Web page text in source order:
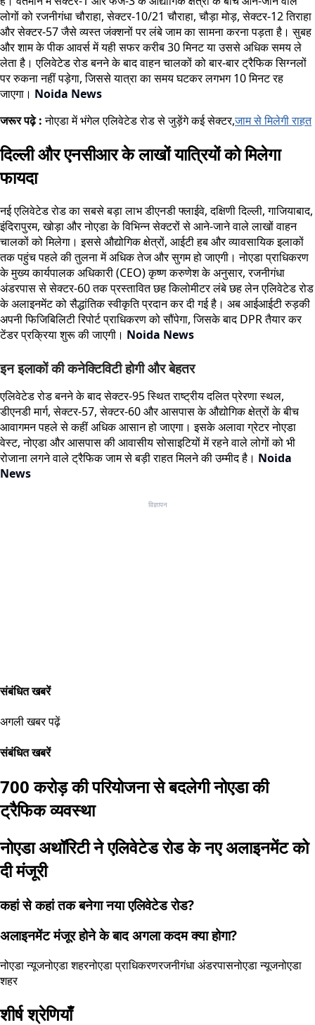
लोगों को रजनीगंधा चौराहा, सेक्टर-10/21 चौराहा, चौड़ा मोड़, सेक्टर-12 तिराहा
और सेक्टर-57 जैसे व्यस्त जंक्शनों पर लंबे जाम का सामना करना पड़ता है। सुबह
और शाम के पीक आवर्स में यही सफर करीब 30 मिनट या उससे अधिक समय ले
लेता है। एलिवेटेड रोड बनने के बाद वाहन चालकों को बार-बार ट्रैफिक सिग्नलों
पर रुकना नहीं पड़ेगा, जिससे यात्रा का समय घटकर लगभग 10 मिनट रह
जाएगा। Noida News
जरूर पढ़े :नोएडा में भंगेल एलिवेटेड रोड से जुड़ेंगे कई सेक्टर,जाम से मिलेगी राहत
दिल्ली और एनसीआर के लाखों यात्रियों को मिलेगा
फायदा
नई एलिवेटेड रोड का सबसे बड़ा लाभ डीएनडी फ्लाईवे, दक्षिणी दिल्ली, गाजियाबाद,
इंदिरापुरम, खोड़ा और नोएडा के विभिन्न सेक्टरों से आने-जाने वाले लाखों वाहन
चालकों को मिलेगा। इससे औद्योगिक क्षेत्रों, आईटी हब और व्यावसायिक इलाकों
तक पहुंच पहले की तुलना में अधिक तेज और सुगम हो जाएगी। नोएडा प्राधिकरण
के मुख्य कार्यपालक अधिकारी (CEO) कृष्ण करुणेश के अनुसार, रजनीगंधा
अंडरपास से सेक्टर-60 तक प्रस्तावित छह किलोमीटर लंबे छह लेन एलिवेटेड रोड
के अलाइनमेंट को सैद्धांतिक स्वीकृति प्रदान कर दी गई है। अब आईआईटी रुड़की
अपनी फिजिबिलिटी रिपोर्ट प्राधिकरण को सौंपेगा, जिसके बाद DPR तैयार कर
टेंडर प्रक्रिया शुरू की जाएगी। Noida News
इन इलाकों की कनेक्टिविटी होगी और बेहतर
एलिवेटेड रोड बनने के बाद सेक्टर-95 स्थित राष्ट्रीय दलित प्रेरणा स्थल,
डीएनडी मार्ग, सेक्टर-57, सेक्टर-60 और आसपास के औद्योगिक क्षेत्रों के बीच
आवागमन पहले से कहीं अधिक आसान हो जाएगा। इसके अलावा ग्रेटर नोएडा
वेस्ट, नोएडा और आसपास की आवासीय सोसाइटियों में रहने वाले लोगों को भी
रोजाना लगने वाले ट्रैफिक जाम से बड़ी राहत मिलने की उम्मीद है। Noida
News
विज्ञापन
संबंधित खबरें
अगली खबर पढ़ें
संबंधित खबरें
700 करोड़ की परियोजना से बदलेगी नोएडा की
ट्रैफिक व्यवस्था
नोएडा अथॉरिटी ने एलिवेटेड रोड के नए अलाइनमेंट को
दी मंजूरी
कहां से कहां तक बनेगा नया एलिवेटेड रोड?
अलाइनमेंट मंजूर होने के बाद अगला कदम क्या होगा?
नोएडा न्यूजनोएडा शहरनोएडा प्राधिकरणरजनीगंधा अंडरपासनोएडा न्यूजनोएडा
शहर
शीर्ष श्रेणियाँ